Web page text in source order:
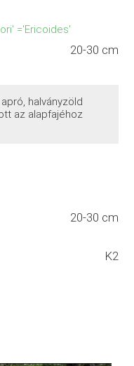
='Ericoides'
20-30 cm
halványzöld
az alapfajéhoz
20-30 cm
K2